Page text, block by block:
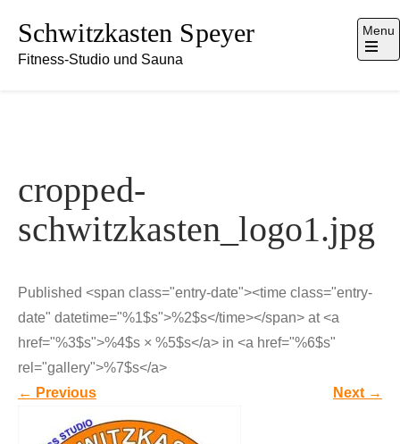
content
Schwitzkasten Speyer
Fitness-Studio und Sauna
Menu
Open
cropped-
schwitzkasten_logo1.jpg
Published <span class="entry-date"><time class="entry-
date" datetime="%1$s">%2$s</time></span> at <a
href="%3$s">%4$s × %5$s</a> in <a href="%6$s"
rel="gallery">%7$s</a>
← Previous Next →